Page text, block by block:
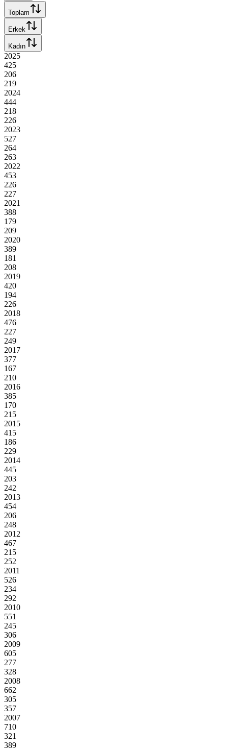
Toplam
Erkek
Kadın
2025
425
206
219
2024
444
218
226
2023
527
264
263
2022
453
226
227
2021
388
179
209
2020
389
181
208
2019
420
194
226
2018
476
227
249
2017
377
167
210
2016
385
170
215
2015
415
186
229
2014
445
203
242
2013
454
206
248
2012
467
215
252
2011
526
234
292
2010
551
245
306
2009
605
277
328
2008
662
305
357
2007
710
321
389